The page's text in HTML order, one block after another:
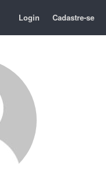
Login Cadastre-se